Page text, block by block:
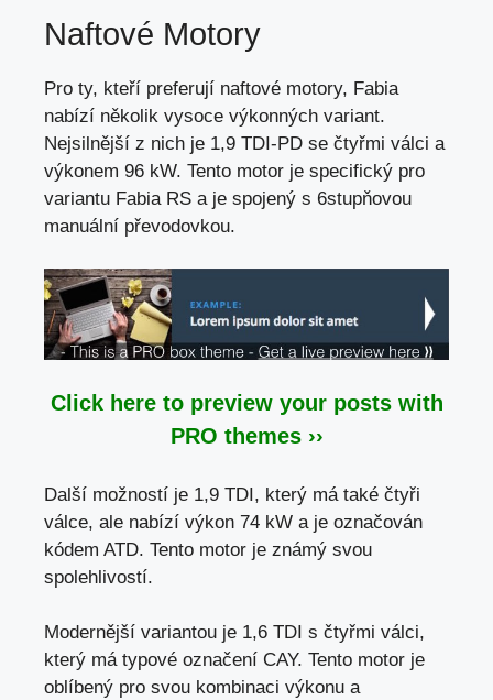
Naftové Motory
Pro ty, kteří preferují naftové motory, Fabia
nabízí několik vysoce výkonných variant.
Nejsilnější z nich je 1,9 TDI-PD se čtyřmi válci a
výkonem 96 kW. Tento motor je specifický pro
variantu Fabia RS a je spojený s 6stupňovou
manuální převodovkou.
Click here to preview your posts with
PRO themes ››
Další možností je 1,9 TDI, který má také čtyři
válce, ale nabízí výkon 74 kW a je označován
kódem ATD. Tento motor je známý svou
spolehlivostí.
Modernější variantou je 1,6 TDI s čtyřmi válci,
který má typové označení CAY. Tento motor je
oblíbený pro svou kombinaci výkonu a